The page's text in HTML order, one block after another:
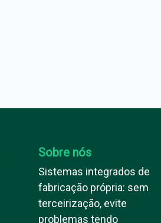
Sobre nós
Sistemas integrados de
fabricação própria: sem
terceirização, evite
problemas tendo